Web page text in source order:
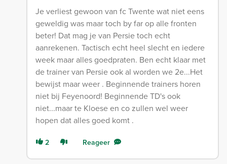
Je verliest gewoon van fc Twente wat niet eens
geweldig was maar toch by far op alle fronten
beter! Dat mag je van Persie toch echt
aanrekenen. Tactisch echt heel slecht en iedere
week maar alles goedpraten. Ben echt klaar met
de trainer van Persie ook al worden we 2e...Het
bewijst maar weer . Beginnende trainers horen
niet bij Feyenoord! Beginnende TD's ook
niet...maar te Kloese en co zullen wel weer
hopen dat alles goed komt .
2 Reageer